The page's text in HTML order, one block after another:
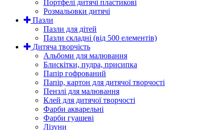
Портфелі дитячі пластикові
Розмальовки дитячі
Пазли
Пазли для дітей
Пазли складні (від 500 елементів)
Дитяча творчість
Альбоми для малювання
Блискітки, пудра, присипка
Папір гофрований
Папір, картон для дитячої творчості
Пензлі для малювання
Клей для дитячої творчості
Фарби акварельні
Фарби гуашеві
Лізуни